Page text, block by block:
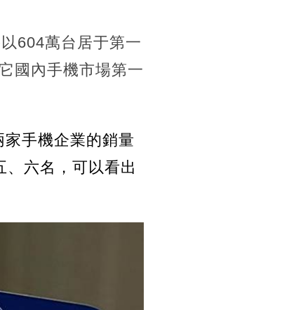
604萬台居于第一
國內手機市場第一
手機企業的銷量
六名，可以看出